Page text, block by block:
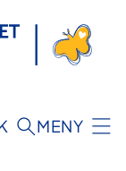
MENY